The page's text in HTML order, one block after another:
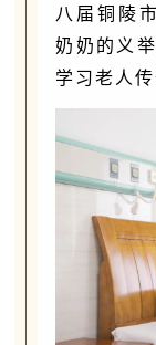
八届铜陵
奶奶的义
学习老人